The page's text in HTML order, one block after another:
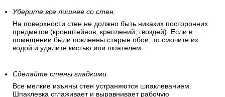
Уберите все лишнее со стен.
На поверхности стен не должно быть никаких посторонних
предметов (кронштейнов, креплений, гвоздей). Если в
помещении были поклеены старые обои, то смочите их
водой и удалите кистью или шпателем.
Сделайте стены гладкими.
Все мелкие изъяны стен устраняются шпаклеванием.
Шпаклевка сглаживает и выравнивает рабочую